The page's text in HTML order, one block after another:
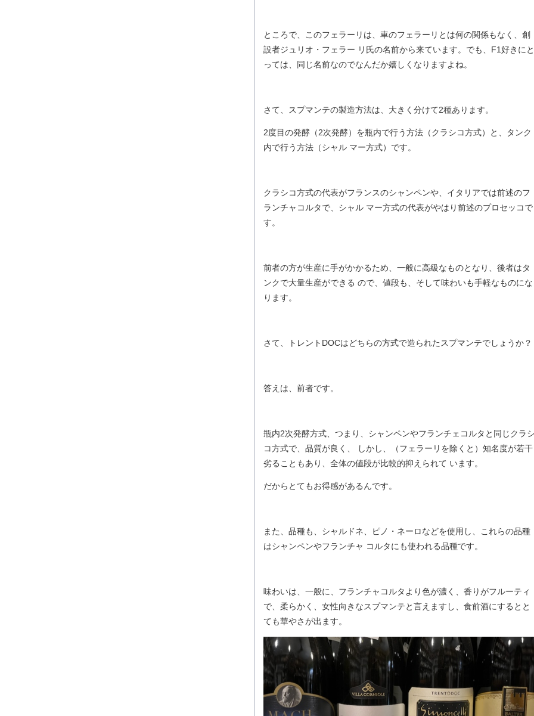
ところで、このフェラーリは、車のフェラーリとは何の関係もなく、創
設者ジュリオ・フェラー リ氏の名前から来ています。でも、F1好きにと
っては、同じ名前なのでなんだか嬉しくなりますよね。
さて、スプマンテの製造方法は、大きく分けて2種あります。
2度目の発酵（2次発酵）を瓶内で行う方法（クラシコ方式）と、タンク
内で行う方法（シャル マー方式）です。
クラシコ方式の代表がフランスのシャンペンや、イタリアでは前述のフ
ランチャコルタで、シャル マー方式の代表がやはり前述のプロセッコで
す。
前者の方が生産に手がかかるため、一般に高級なものとなり、後者はタ
ンクで大量生産ができる ので、値段も、そして味わいも手軽なものにな
ります。
さて、トレントDOCはどちらの方式で造られたスプマンテでしょうか
答えは、前者です。
瓶内2次発酵方式、つまり、シャンペンやフランチェコルタと同じクラ
コ方式で、品質が良く、 しかし、（フェラーリを除くと）知名度が若干
劣ることもあり、全体の値段が比較的抑えられて います。
だからとてもお得感があるんです。
また、品種も、シャルドネ、ピノ・ネーロなどを使用し、これらの品種
はシャンペンやフランチャ コルタにも使われる品種です。
味わいは、一般に、フランチャコルタより色が濃く、香りがフルーティ
で、柔らかく、女性向きなスプマンテと言えますし、食前酒にするとと
ても華やさが出ます。